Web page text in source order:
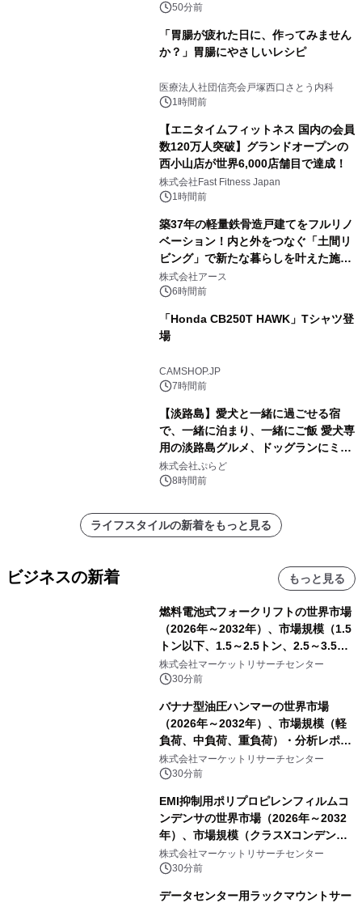
50分前
「胃腸が疲れた日に、作ってみません
か？」胃腸にやさしいレシピ
医療法人社団信亮会戸塚西口さとう内科
1時間前
【エニタイムフィットネス 国内の会員
数120万人突破】グランドオープンの
西小山店が世界6,000店舗目で達成！
株式会社Fast Fitness Japan
1時間前
築37年の軽量鉄骨造戸建てをフルリノ
ベーション！内と外をつなぐ「土間リ
ビング」で新たな暮らしを叶えた施工
事例を株式会社アースが公開
株式会社アース
6時間前
「Honda CB250T HAWK」Tシャツ登
場
CAMSHOP.JP
7時間前
【淡路島】愛犬と一緒に過ごせる宿
で、一緒に泊まり、一緒にご飯 愛犬専
用の淡路島グルメ、ドッグランにミニ
プール グランピングとトレーラーハウ
スの2施設で
株式会社ぷらど
8時間前
ライフスタイルの新着をもっと見る
ビジネスの新着 もっと見る
燃料電池式フォークリフトの世界市場
（2026年～2032年）、市場規模（1.5
トン以下、1.5～2.5トン、2.5～3.5ト
ン、3.5～5.0トン、その他）・分析レ
ポートを発表
株式会社マーケットリサーチセンター
30分前
バナナ型油圧ハンマーの世界市場
（2026年～2032年）、市場規模（軽
負荷、中負荷、重負荷）・分析レポー
トを発表
株式会社マーケットリサーチセンター
30分前
EMI抑制用ポリプロピレンフィルムコ
ンデンサの世界市場（2026年～2032
年）、市場規模（クラスXコンデン
サ、クラスYコンデンサ）・分析レポ
ートを発表
株式会社マーケットリサーチセンター
30分前
データセンター用ラックマウントサー